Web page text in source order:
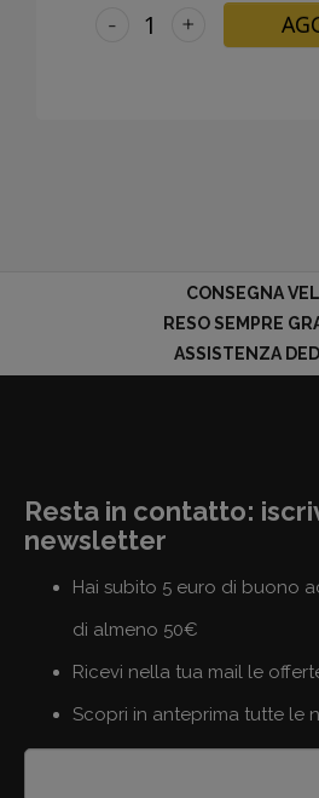
+
-
CONSEGNA
RESO SEMPRE
ASSISTENZA
Resta in contatto:
newsletter
Hai subito 5 euro di buono
di almeno 50€
Ricevi nella tua mail le
Scopri in anteprima tutte le